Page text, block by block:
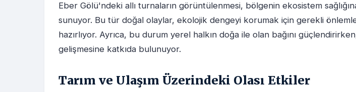
Eber Gölü'ndeki allı turnaların görüntülenmesi, bölgenin ekosistem
sunuyor. Bu tür doğal olaylar, ekolojik dengeyi korumak için gerekli
hazırlıyor. Ayrıca, bu durum yerel halkın doğa ile olan bağını
gelişmesine katkıda bulunuyor.
Tarım ve Ulaşım Üzerindeki Olası Etkiler